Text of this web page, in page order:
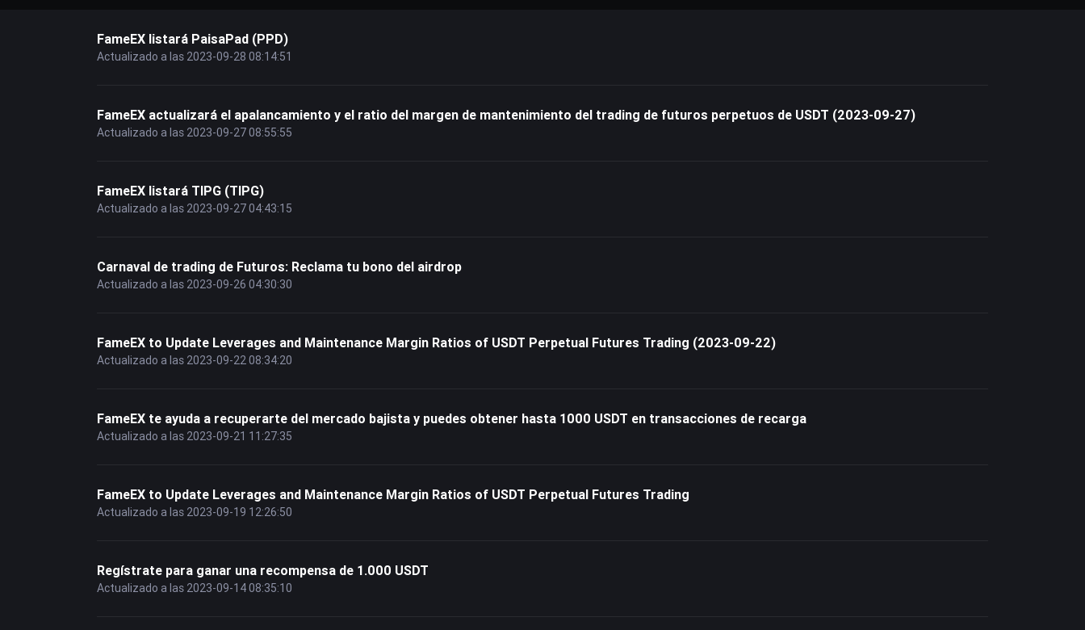
FameEX listará PaisaPad (PPD)
Actualizado a las 2023-09-28 08:14:51
FameEX actualizará el apalancamiento y el ratio del margen de mantenimiento del trading de futuros perpetuos de USDT (2023-09-27)
Actualizado a las 2023-09-27 08:55:55
FameEX listará TIPG (TIPG)
Actualizado a las 2023-09-27 04:43:15
Carnaval de trading de Futuros: Reclama tu bono del airdrop
Actualizado a las 2023-09-26 04:30:30
FameEX to Update Leverages and Maintenance Margin Ratios of USDT Perpetual Futures Trading (​​2023-09-22)
Actualizado a las 2023-09-22 08:34:20
FameEX te ayuda a recuperarte del mercado bajista y puedes obtener hasta 1000 USDT en transacciones de recarga
Actualizado a las 2023-09-21 11:27:35
FameEX to Update Leverages and Maintenance Margin Ratios of USDT Perpetual Futures Trading
Actualizado a las 2023-09-19 12:26:50
Regístrate para ganar una recompensa de 1.000 USDT
Actualizado a las 2023-09-14 08:35:10